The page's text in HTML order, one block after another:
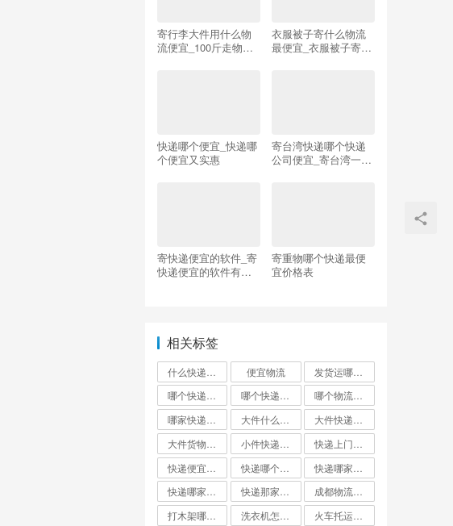
寄行李大件用什么物
流便宜_100斤走物流
衣服被子寄什么物流
最便宜_衣服被子寄什
快递哪个便宜_快递哪
个便宜又实惠
寄台湾快递哪个快递
公司便宜_寄台湾一般
寄快递便宜的软件_寄
快递便宜的软件有哪
寄重物哪个快递最便
宜价格表
相关标签
便宜物流
哪个快递便宜
哪个快递最便宜?
哪个物流发货最便宜
快递哪家比较便宜又快
快递那家最便宜又安全
成都物流公司哪个最便宜